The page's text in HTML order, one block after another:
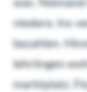
niedere. Ins
bezahlen.
lehrlingen
marktplatz.